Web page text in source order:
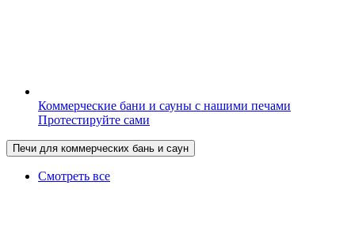
Коммерческие бани и сауны с нашими печами
Протестируйте сами
Печи для коммерческих бань и саун
Смотреть все